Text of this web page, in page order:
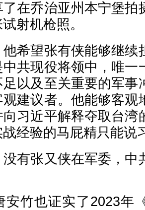
在乔治亚州本宁堡拍
射机枪照。
希望张有侠能够继续
中共现役将领中，唯一
以及至关重要的军事
建议者。他能够客观
习近平解释夺取台湾
经验的马屁精只能说
有张又侠在军委，中
安竹也证实了2023年